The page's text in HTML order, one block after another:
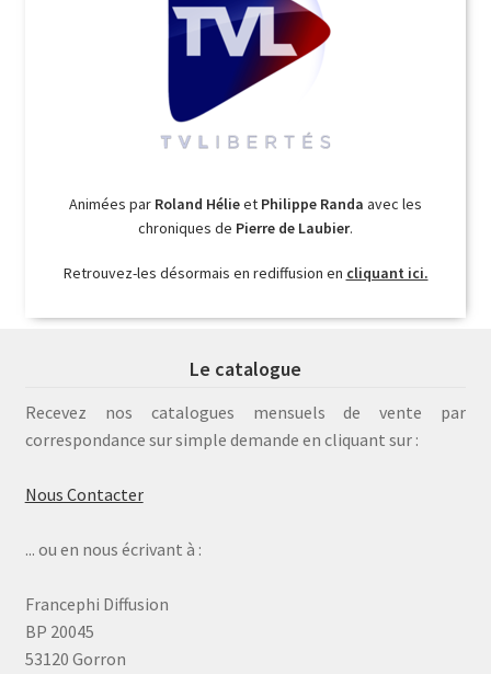
Animées par Roland Hélieet Philippe Randa avec les
chroniques de Pierre de Laubier.
Retrouvez-les désormais en rediffusion en cliquant ici.
Le catalogue
Recevez nos catalogues mensuels de vente par
correspondance sur simple demande en cliquant sur :
Nous Contacter
... ou en nous écrivant à :
Francephi Diffusion
BP 20045
53120 Gorron